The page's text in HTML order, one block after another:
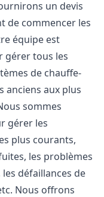
un devis
de commencer les
équipe est
gérer tous les
de chauffe-
anciens aux plus
sommes
gérer les
plus courants,
les problèmes
défaillances de
Nous offrons